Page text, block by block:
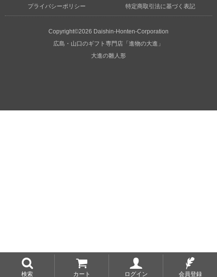
検索 カート ログイン 会員登録
プライバシーポリシー 特定商取引法に基づく表記
Copyright©2026 Daishin-Honten-Corporation
広島・山口のギフト専門店「進物の大進」
大進の雛人形